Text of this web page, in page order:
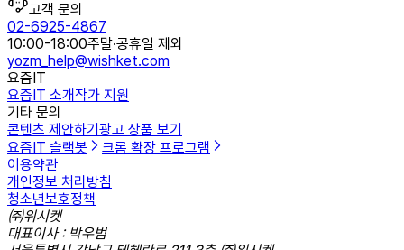
고객 문의
02-6925-4867
10:00-18:00주말·공휴일 제외
yozm_help@wishket.com
요즘IT
요즘IT 소개작가 지원
기타 문의
콘텐츠 제안하기 광고 상품 보기
요즘IT 슬랙봇
크롬 확장 프로그램
이용약관
개인정보 처리방침
청소년보호정책
㈜위시켓
대표이사 : 박우범